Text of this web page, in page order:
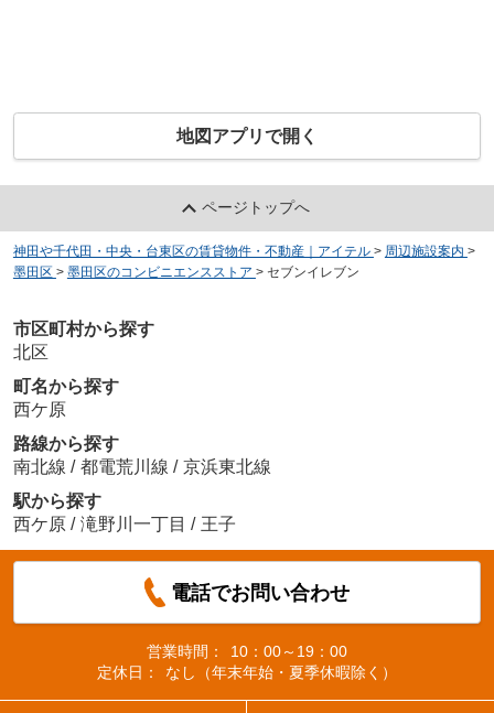
地図アプリで開く
ページトップへ
神田や千代田・中央・台東区の賃貸物件・不動産｜アイテル > 周辺施設案内 >
墨田区 > 墨田区のコンビニエンスストア > セブンイレブン
市区町村から探す
北区
町名から探す
西ケ原
路線から探す
南北線 / 都電荒川線 / 京浜東北線
駅から探す
西ケ原 / 滝野川一丁目 / 王子
電話でお問い合わせ
営業時間：
10：00～19：00
定休日：
なし（年末年始・夏季休暇除く）